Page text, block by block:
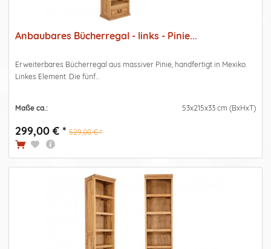
Anbaubares Bücherregal - links - Pinie...
Erweiterbares Bücherregal aus massiver Pinie, handfertigt in Mexiko.
Linkes Element. Die fünf...
Maße ca.: 53x215x33 cm (BxHxT)
299,00 € * 529,00 € *